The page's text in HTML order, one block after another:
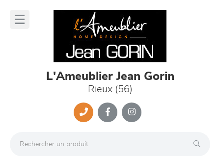
L'Ameublier Jean Gorin
Rieux (56)